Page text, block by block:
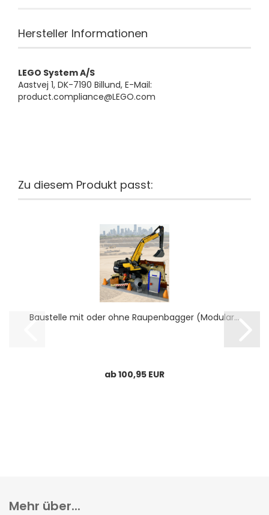
Hersteller Informationen
LEGO System A/S
Aastvej 1, DK-7190 Billund, E-Mail:
product.compliance@LEGO.com
Zu diesem Produkt passt:
Baustelle mit oder ohne Raupenbagger (Modular...
ab 100,95 EUR
Mehr über...